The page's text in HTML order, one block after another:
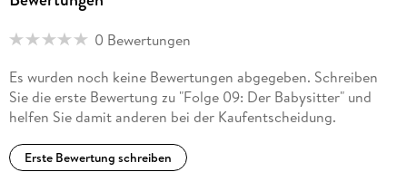
0 Bewertungen
Es wurden noch keine Bewertungen abgegeben. Schreiben
Sie die erste Bewertung zu "Folge 09: Der Babysitter" und
helfen Sie damit anderen bei der Kaufentscheidung.
Erste Bewertung schreiben